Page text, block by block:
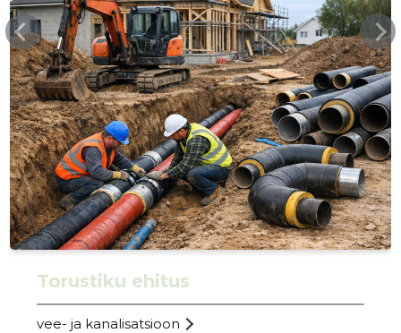
NOMIASKA.EE
Torustiku ehitus
vee- ja kanalisatsioon